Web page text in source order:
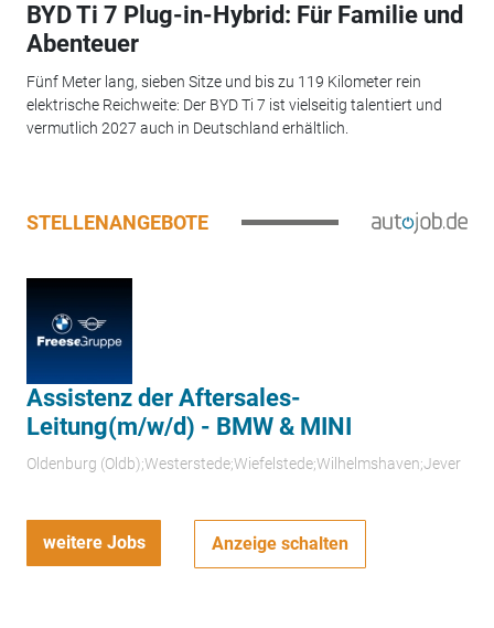
BYD Ti 7 Plug-in-Hybrid: Für Familie und
Abenteuer
Fünf Meter lang, sieben Sitze und bis zu 119 Kilometer rein
elektrische Reichweite: Der BYD Ti 7 ist vielseitig talentiert und
vermutlich 2027 auch in Deutschland erhältlich.
STELLENANGEBOTE
Assistenz der Aftersales-
Leitung(m/w/d) - BMW & MINI
Oldenburg (Oldb);Westerstede;Wiefelstede;Wilhelmshaven;Jever
weitere Jobs Anzeige schalten